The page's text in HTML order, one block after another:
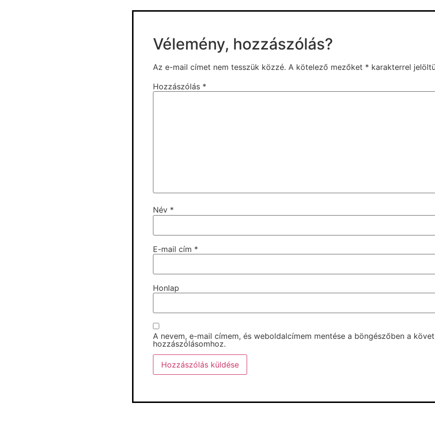
Vélemény, hozzászólás?
Az e-mail címet nem tesszük közzé. A kötelező mezőket * karakterrel
Hozzászólás *
Név *
E-mail cím *
Honlap
A nevem, e-mail címem, és weboldalcímem mentése a böngészőben a
hozzászólásomhoz.